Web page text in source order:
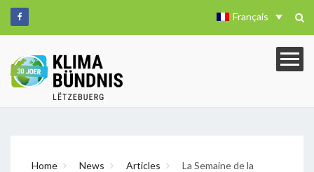
Français
Home News Articles
La Semaine de la